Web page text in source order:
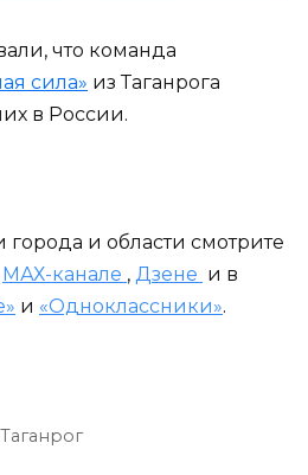
что команда
сила» из Таганрога
в России.
города и области смотрите
МАХ-канале , Дзене и в
и «Одноклассники».
Таганрог